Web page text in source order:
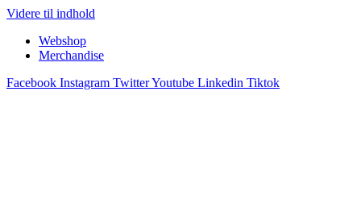
Videre til indhold
Webshop
Merchandise
Facebook Instagram TwitterYoutube Linkedin Tiktok